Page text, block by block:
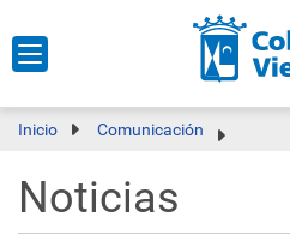
Inicio Comunicación
Noticias